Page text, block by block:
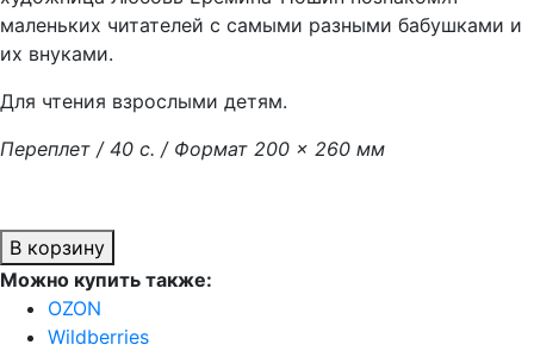
маленьких читателей с самыми разными бабушками и
их внуками.
Для чтения взрослыми детям.
Переплет / 40 с. / Формат 200 × 260 мм
В корзину
Можно купить также:
OZON
Wildberries